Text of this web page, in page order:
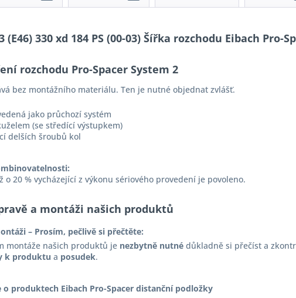
(E46) 330 xd 184 PS (00-03) Šířka rozchodu Eibach Pro-
rozchodu Pro-Spacer System 2
bez montážního materiálu. Ten je nutné objednat zvlášť.
jako průchozí systém
(se středící výstupkem)
delších šroubů kol
o 20 % vycházející z výkonu sériového provedení je povoleno.
a montáži našich produktů
– Prosím, pečlivě si přečtěte:
montáže našich produktů je nezbytně nutné důkladně si přečíst a
k produktu a posudek.
o produktech Eibach Pro-Spacer distanční podložky